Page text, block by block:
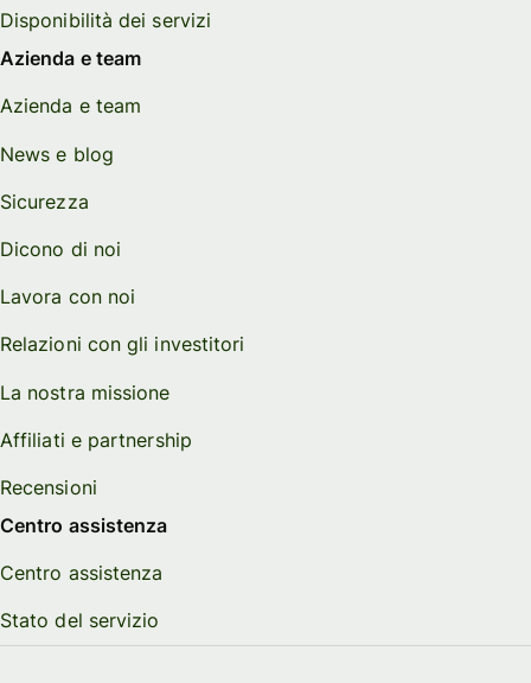
Disponibilità dei servizi
Azienda e team
Azienda e team
News e blog
Sicurezza
Dicono di noi
Lavora con noi
Relazioni con gli investitori
La nostra missione
Affiliati e partnership
Recensioni
Centro assistenza
Centro assistenza
Stato del servizio